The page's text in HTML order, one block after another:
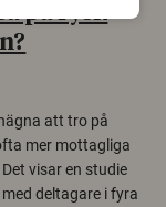
på rysk
att tro på
mer mottagliga
visar en studie
deltagare i fyra